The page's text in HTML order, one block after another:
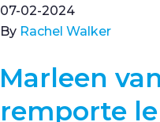
07-02-2024
By Rachel Walker
Marleen
remporte